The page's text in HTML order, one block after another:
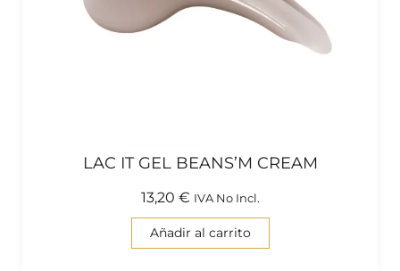
LAC IT GEL BEANS’M CREAM
13,20 € IVA No Incl.
Añadir al carrito